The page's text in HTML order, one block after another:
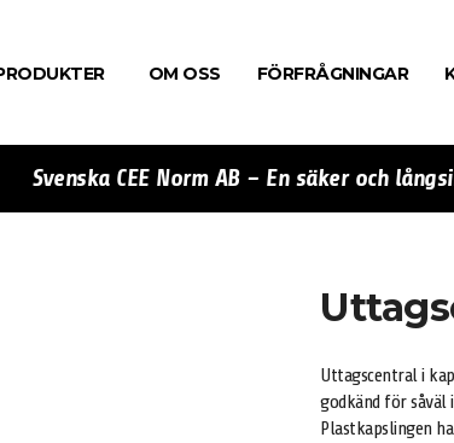
OM OSS FÖRFRÅGNINGAR
Svenska CEE Norm AB – En säker och
Uttagscentral i
godkänd för
Plastkapslingen